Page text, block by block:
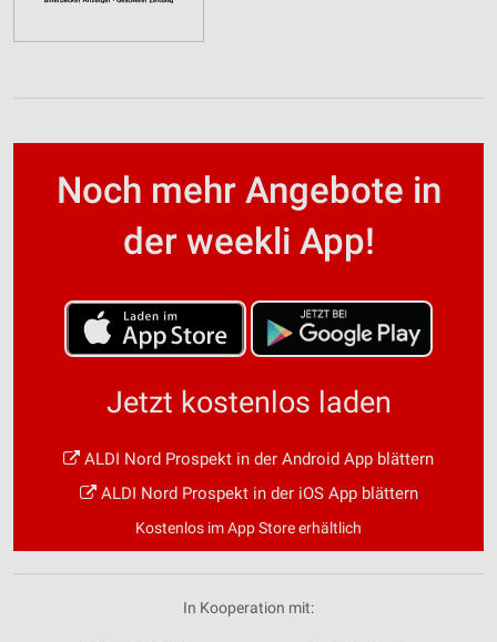
Noch mehr Angebote in
der weekli App!
Jetzt kostenlos laden
ALDI Nord Prospekt in der Android App blättern
ALDI Nord Prospekt in der iOS App blättern
Kostenlos im App Store erhältlich
In Kooperation mit: